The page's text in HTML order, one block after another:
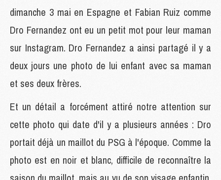
dimanche 3 mai en Espagne et Fabian Ruiz comme
Dro Fernandez ont eu un petit mot pour leur maman
sur Instagram. Dro Fernandez a ainsi partagé il y a
deux jours une photo de lui enfant avec sa maman
et ses deux frères.
Et un détail a forcément attiré notre attention sur
cette photo qui date d'il y a plusieurs années : Dro
portait déjà un maillot du PSG à l'époque. Comme la
photo est en noir et blanc, difficile de reconnaître la